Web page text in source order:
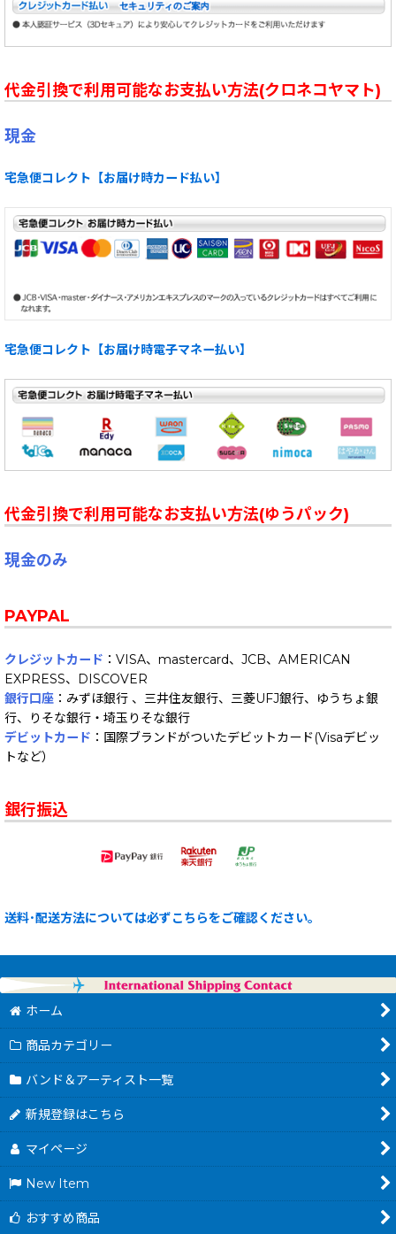
代金引換で利用可能なお支払い方法(クロネコヤマト)
現金
宅急便コレクト【お届け時カード払い】
宅急便コレクト【お届け時電子マネー払い】
代金引換で利用可能なお支払い方法(ゆうパック)
現金のみ
PAYPAL
クレジットカード ：VISA、mastercard、JCB、AMERICAN
EXPRESS、DISCOVER
銀行口座 ：みずほ銀行 、三井住友銀行、三菱UFJ銀行、ゆうちょ銀
行、りそな銀行・埼玉りそな銀行
デビットカード ：国際ブランドがついたデビットカード(Visaデビッ
トなど）
銀行振込
送料･配送方法については必ずこちらをご確認ください。
ホーム
商品カテゴリー
バンド＆アーティスト一覧
新規登録はこちら
マイページ
New Item
おすすめ商品